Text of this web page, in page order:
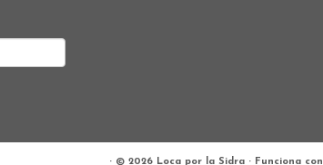
· © 2026 Loca por la Sidra· Funciona con